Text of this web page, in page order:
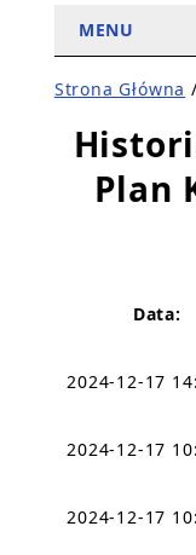
MENU
Strona Główna /
Plan
Data:
2024-12-17
2024-12-17
2024-12-17